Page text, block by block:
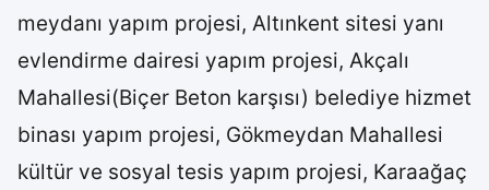
meydanı yapım projesi, Altınkent sitesi yanı
evlendirme dairesi yapım projesi, Akçalı
Mahallesi(Biçer Beton karşısı) belediye hizmet
binası yapım projesi, Gökmeydan Mahallesi
kültür ve sosyal tesis yapım projesi, Karaağaç